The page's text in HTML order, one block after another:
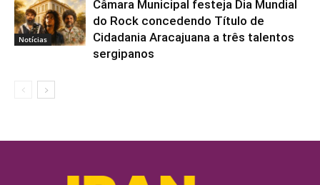
Notícias
Câmara Municipal festeja Dia Mundial
do Rock concedendo Título de
Cidadania Aracajuana a três talentos
sergipanos